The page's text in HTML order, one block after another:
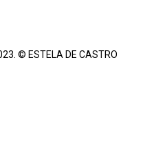
© ESTELA DE CASTRO